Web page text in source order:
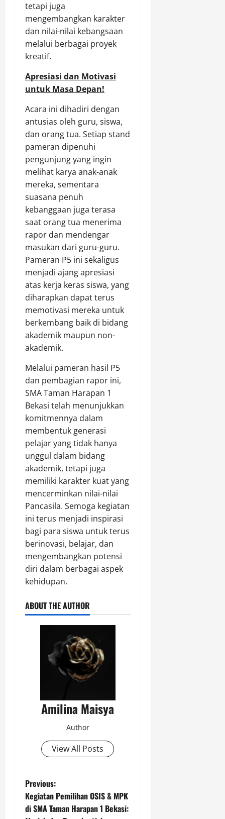
tetapi juga
mengembangkan karakter
dan nilai-nilai kebangsaan
melalui berbagai proyek
kreatif.
Apresiasi dan Motivasi
untuk Masa Depan!
Acara ini dihadiri dengan
antusias oleh guru, siswa,
dan orang tua. Setiap stand
pameran dipenuhi
pengunjung yang ingin
melihat karya anak-anak
mereka, sementara
suasana penuh
kebanggaan juga terasa
saat orang tua menerima
rapor dan mendengar
masukan dari guru-guru.
Pameran P5 ini sekaligus
menjadi ajang apresiasi
atas kerja keras siswa, yang
diharapkan dapat terus
memotivasi mereka untuk
berkembang baik di bidang
akademik maupun non-
akademik.
Melalui pameran hasil P5
dan pembagian rapor ini,
SMA Taman Harapan 1
Bekasi telah menunjukkan
komitmennya dalam
membentuk generasi
pelajar yang tidak hanya
unggul dalam bidang
akademik, tetapi juga
memiliki karakter kuat yang
mencerminkan nilai-nilai
Pancasila. Semoga kegiatan
ini terus menjadi inspirasi
bagi para siswa untuk terus
berinovasi, belajar, dan
mengembangkan potensi
diri dalam berbagai aspek
kehidupan.
ABOUT THE AUTHOR
Amilina Maisya
Author
View All Posts
P
o
Previous:
Kegiatan Pemilihan OSIS & MPK
di SMA Taman Harapan 1 Bekasi: